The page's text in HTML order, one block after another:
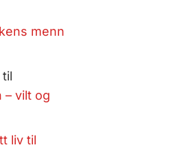
menn
til
– vilt og
liv til